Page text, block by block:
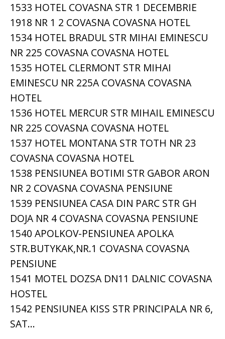
1533 HOTEL COVASNA STR 1 DECEMBRIE
1918 NR 1 2 COVASNA COVASNA HOTEL
1534 HOTEL BRADUL STR MIHAI EMINESCU
NR 225 COVASNA COVASNA HOTEL
1535 HOTEL CLERMONT STR MIHAI
EMINESCU NR 225A COVASNA COVASNA
HOTEL
1536 HOTEL MERCUR STR MIHAIL EMINESCU
NR 225 COVASNA COVASNA HOTEL
1537 HOTEL MONTANA STR TOTH NR 23
COVASNA COVASNA HOTEL
1538 PENSIUNEA BOTIMI STR GABOR ARON
NR 2 COVASNA COVASNA PENSIUNE
1539 PENSIUNEA CASA DIN PARC STR GH
DOJA NR 4 COVASNA COVASNA PENSIUNE
1540 APOLKOV-PENSIUNEA APOLKA
STR.BUTYKAK,NR.1 COVASNA COVASNA
PENSIUNE
1541 MOTEL DOZSA DN11 DALNIC COVASNA
HOSTEL
1542 PENSIUNEA KISS STR PRINCIPALA NR 6,
SAT...